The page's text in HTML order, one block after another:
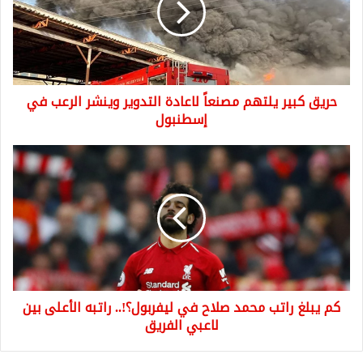
لاعادة
التدوير
وينشر
الرعب
في
إسطنبول
حريق كبير يلتهم مصنعاً لاعادة التدوير وينشر الرعب في
إسطنبول
كم
يبلغ
راتب
محمد
صلاح
في
ليفربول؟!..
راتبه
الأعلى
بين
لاعبي
كم يبلغ راتب محمد صلاح في ليفربول؟!.. راتبه الأعلى بين
لاعبي الفريق